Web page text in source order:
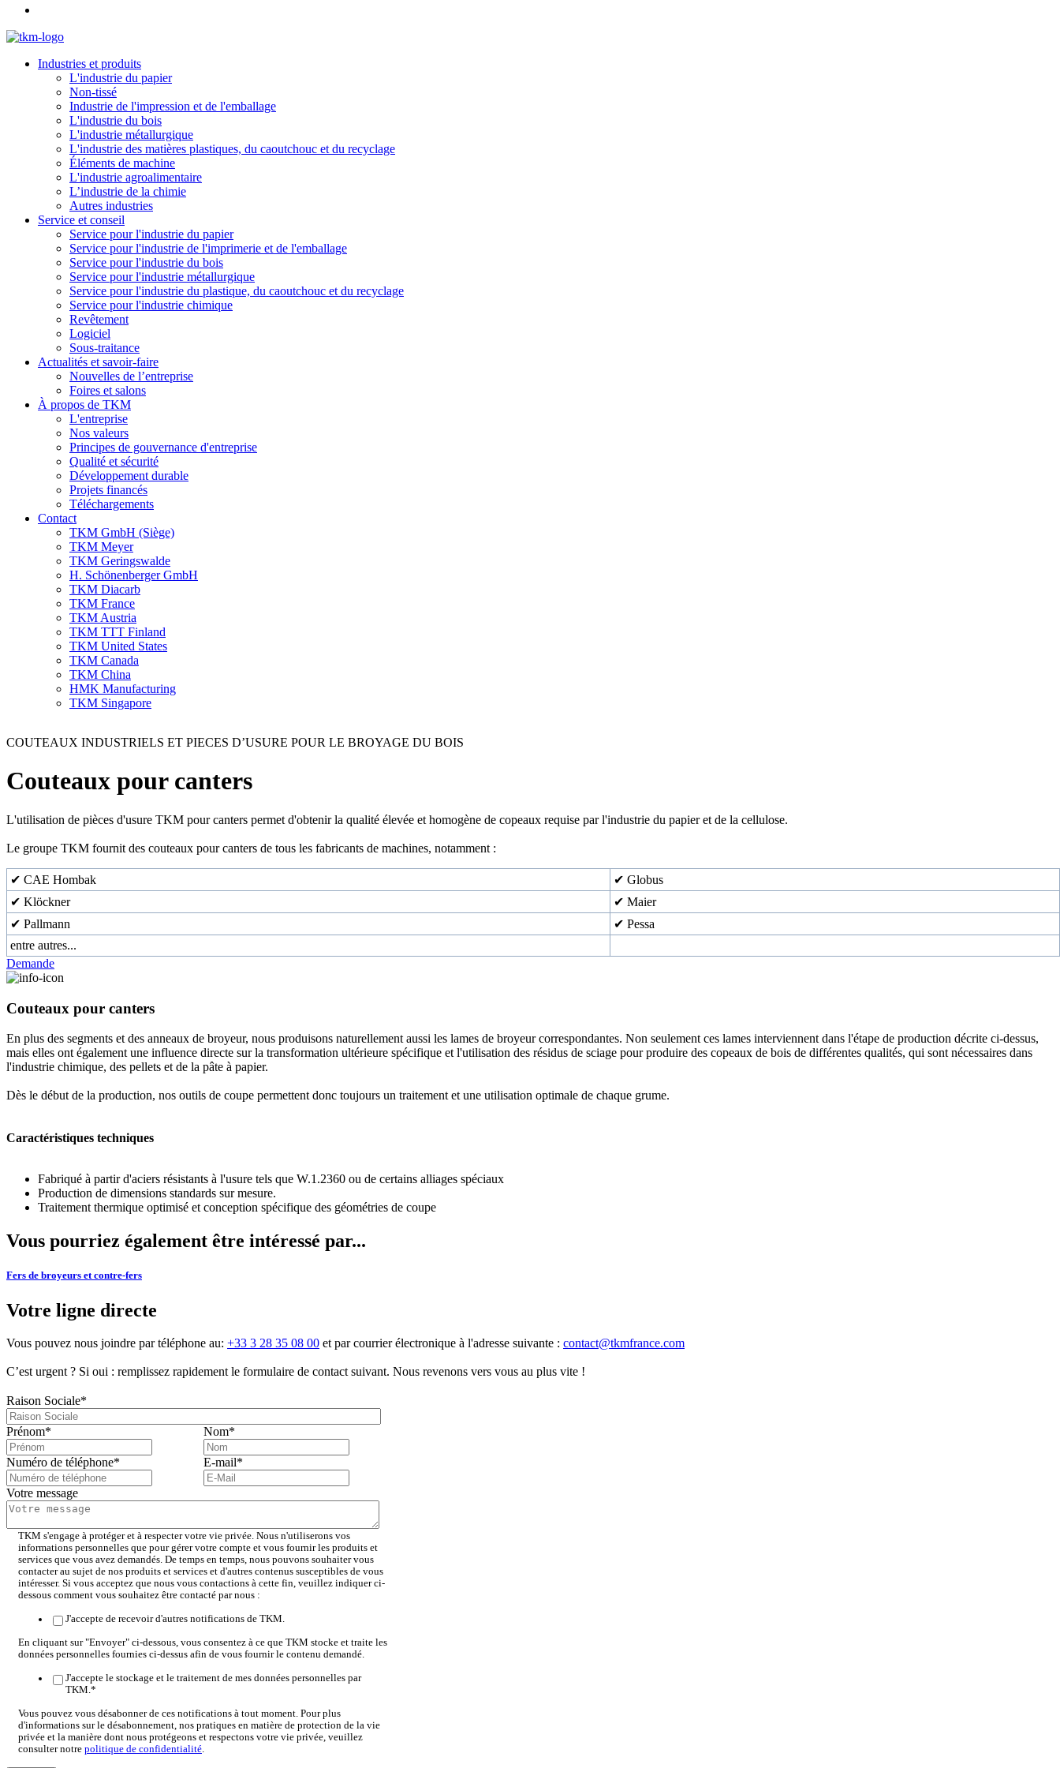
Industries et produits
L'industrie du papier
Non-tissé
Industrie de l'impression et de l'emballage
L'industrie du bois
L'industrie métallurgique
L'industrie des matières plastiques, du caoutchouc et du recyclage
Éléments de machine
L'industrie agroalimentaire
L’industrie de la chimie
Autres industries
Service et conseil
Service pour l'industrie du papier
Service pour l'industrie de l'imprimerie et de l'emballage
Service pour l'industrie du bois
Service pour l'industrie métallurgique
Service pour l'industrie du plastique, du caoutchouc et du recyclage
Service pour l'industrie chimique
Revêtement
Logiciel
Sous-traitance
Actualités et savoir-faire
Nouvelles de l’entreprise
Foires et salons
À propos de TKM
L'entreprise
Nos valeurs
Principes de gouvernance d'entreprise
Qualité et sécurité
Développement durable
Projets financés
Téléchargements
Contact
TKM GmbH (Siège)
TKM Meyer
TKM Geringswalde
H. Schönenberger GmbH
TKM Diacarb
TKM France
TKM Austria
TKM TTT Finland
TKM United States
TKM Canada
TKM China
HMK Manufacturing
TKM Singapore
COUTEAUX INDUSTRIELS ET PIECES D’USURE POUR LE BROYAGE DU BOIS
Couteaux pour canters
L'utilisation de pièces d'usure TKM pour canters permet d'obtenir la qualité élevée et homogène de copeaux requise par l'industrie du papier et de la cellulose.
Le groupe TKM fournit des couteaux pour canters de tous les fabricants de machines, notamment :
✔ CAE Hombak
✔ Globus
✔ Klöckner
✔ Maier
✔ Pallmann
✔ Pessa
entre autres...
Demande
Couteaux pour canters
En plus des segments et des anneaux de broyeur, nous produisons naturellement aussi les lames de broyeur correspondantes. Non seulement ces lames interviennent dans l'étape de production décrite ci-dessus,
mais elles ont également une influence directe sur la transformation ultérieure spécifique et l'utilisation des résidus de sciage pour produire des copeaux de bois de différentes qualités, qui sont nécessaires dans
l'industrie chimique, des pellets et de la pâte à papier.
Dès le début de la production, nos outils de coupe permettent donc toujours un traitement et une utilisation optimale de chaque grume.
Caractéristiques techniques
Fabriqué à partir d'aciers résistants à l'usure tels que W.1.2360 ou de certains alliages spéciaux
Production de dimensions standards sur mesure.
Traitement thermique optimisé et conception spécifique des géométries de coupe
Vous pourriez également être intéressé par...
Fers de broyeurs et contre-fers
Votre ligne directe
Vous pouvez nous joindre par téléphone au: +33 3 28 35 08 00 et par courrier électronique à l'adresse suivante : contact@tkmfrance.com
C’est urgent ? Si oui : remplissez rapidement le formulaire de contact suivant. Nous revenons vers vous au plus vite !
Raison Sociale*
Prénom* Nom*
Numéro de téléphone* E-mail*
Votre message
TKM s'engage à protéger et à respecter votre vie privée. Nous n'utiliserons vos
informations personnelles que pour gérer votre compte et vous fournir les produits et
services que vous avez demandés. De temps en temps, nous pouvons souhaiter vous
contacter au sujet de nos produits et services et d'autres contenus susceptibles de vous
intéresser. Si vous acceptez que nous vous contactions à cette fin, veuillez indiquer ci-
dessous comment vous souhaitez être contacté par nous :
J'accepte de recevoir d'autres notifications de TKM.
En cliquant sur "Envoyer" ci-dessous, vous consentez à ce que TKM stocke et traite les
données personnelles fournies ci-dessus afin de vous fournir le contenu demandé.
J'accepte le stockage et le traitement de mes données personnelles par
TKM.*
Vous pouvez vous désabonner de ces notifications à tout moment. Pour plus
d'informations sur le désabonnement, nos pratiques en matière de protection de la vie
privée et la manière dont nous protégeons et respectons votre vie privée, veuillez
consulter notre politique de confidentialité.